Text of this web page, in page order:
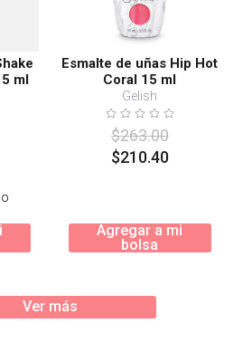
ml
Esmalte de uñas Hip Hot
Coral 15 ml
Gelish
$263.00
$210.40
Agregar a mi
bolsa
Ver más